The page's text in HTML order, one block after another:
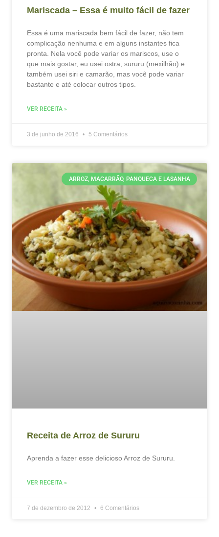
Mariscada – Essa é muito fácil de fazer
Essa é uma mariscada bem fácil de fazer, não tem
complicação nenhuma e em alguns instantes fica
pronta. Nela você pode variar os mariscos, use o
que mais gostar, eu usei ostra, sururu (mexilhão) e
também usei siri e camarão, mas você pode variar
bastante e até colocar outros tipos.
VER RECEITA »
3 de junho de 2016 5 Comentários
ARROZ, MACARRÃO, PANQUECA E LASANHA
Receita de Arroz de Sururu
Aprenda a fazer esse delicioso Arroz de Sururu.
VER RECEITA »
7 de dezembro de 2012 6 Comentários